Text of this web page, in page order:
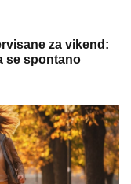
za vikend:
se spontano